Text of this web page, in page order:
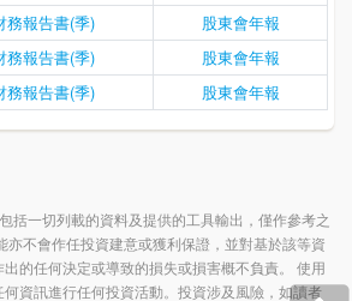
務報告書(季)
股東會年報
務報告書(季)
股東會年報
務報告書(季) 股東會年報
括一切列載的資料及提供的工具輸出，僅作參考之
亦不會作任投資建意或獲利保證，並對基於該等資
的任何決定或導致的損失或損害概不負責。 使用
資訊進行任何投資活動。投資涉及風險，如讀者